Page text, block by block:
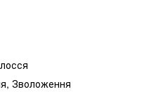
Зволоження